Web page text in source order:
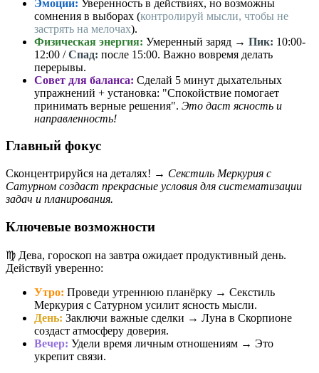
Эмоции: Уверенность в действиях, но возможны
сомнения в выборах (контролируй мысли, чтобы не
застрять на мелочах).
Физическая энергия: Умеренный заряд → Пик: 10:00-
12:00 /Спад: после 15:00. Важно вовремя делать
перерывы.
Совет для баланса: Сделай 5 минут дыхательных
упражнений + установка: "Спокойствие помогает
принимать верные решения". Это даст ясность и
направленность!
Главный фокус
Сконцентрируйся на деталях! → Секстиль Меркурия с
Сатурном создаст прекрасные условия для систематизации
задач и планирования.
Ключевые возможности
♍️ Дева, гороскоп на завтра ожидает продуктивный день.
Действуй уверенно:
Утро: Проведи утреннюю планёрку → Секстиль
Меркурия с Сатурном усилит ясность мысли.
День: Заключи важные сделки → Луна в Скорпионе
создаст атмосферу доверия.
Вечер: Удели время личным отношениям → Это
укрепит связи.